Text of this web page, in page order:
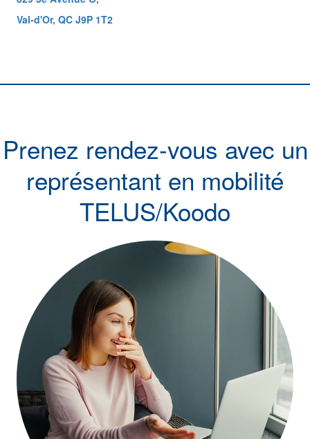
Val-d'Or, QC J9P 1T2
Prenez rendez-vous avec un
représentant en mobilité
TELUS/Koodo